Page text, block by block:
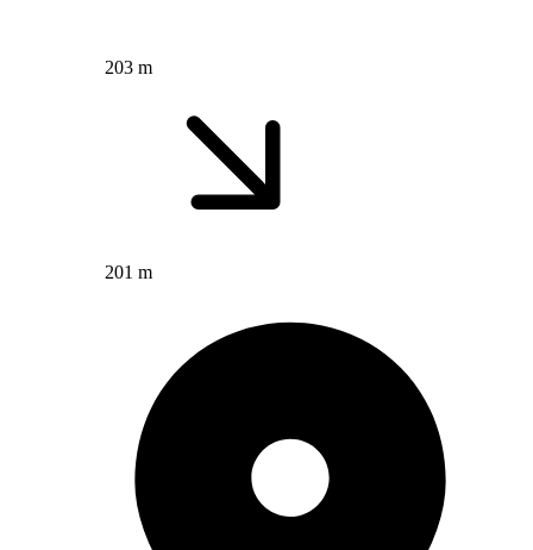
203 m
201 m